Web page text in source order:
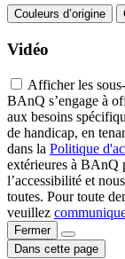
Couleurs d’origine
Vidéo
Afficher les
BAnQ s’engage à
aux besoins
de handicap, en
dans la Politique
extérieures à BAnQ
l’accessibilité et
toutes. Pour toute
veuillez
Fermer
Dans cette page